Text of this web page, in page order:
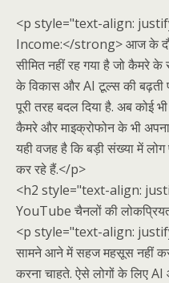
<p style="text-align:
Income:</strong> आज के
सीमित नहीं रह गया है जो कैमरे
के विकास और AI टूल्स की बढ़ती
पूरी तरह बदल दिया है. अब कोई भी
कैमरे और माइक्रोफोन के भी
यही वजह है कि बड़ी संख्या में
कर रहे हैं.</p>
<h2 style="text-align:
YouTube चैनलों की
<p style="text-align:
सामने आने में सहज महसूस नहीं
करना चाहते. ऐसे लोगों के लिए